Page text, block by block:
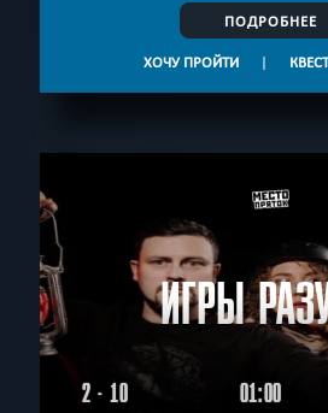
ПОДРОБНЕЕ
ХОЧУ ПРОЙТИ |
ИГРЫ
2 - 10 01:00